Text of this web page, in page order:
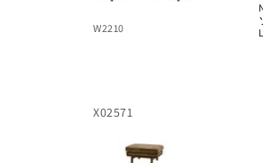
W2210
X02571